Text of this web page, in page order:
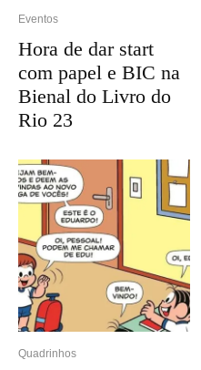
Eventos
Hora de dar start
com papel e BIC na
Bienal do Livro do
Rio 23
Quadrinhos